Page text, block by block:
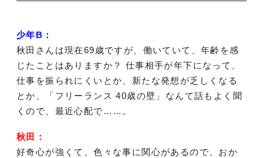
少年B：
秋田さんは現在69歳ですが、働いていて、年齢を感
じたことはありますか？ 仕事相手が年下になって、
仕事を振られにくいとか、新たな発想が乏しくなる
とか、「フリーランス 40歳の壁」なんて話もよく聞
くので、最近心配で……。
秋田：
好奇心が強くて、色々な事に関心があるので、おか